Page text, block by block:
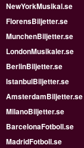
NewYorkMusikal.se
FlorensBiljetter.se
MunchenBiljetter.se
LondonMusikaler.se
BerlinBiljetter.se
IstanbulBiljetter.se
AmsterdamBiljetter.se
MilanoBiljetter.se
BarcelonaFotboll.se
MadridFotboll.se